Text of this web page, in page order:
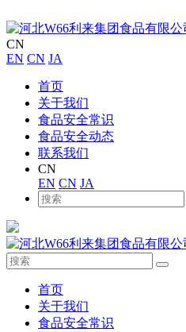
CN
EN CN JA
首页
关于我们
食品安全常识
食品安全动态
联系我们
CN
EN CN JA
首页
关于我们
食品安全常识